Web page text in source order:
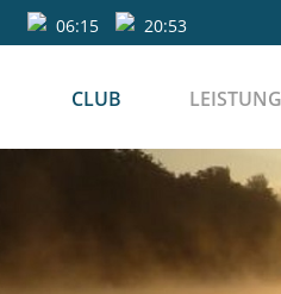
06:15 20:53
CLUB